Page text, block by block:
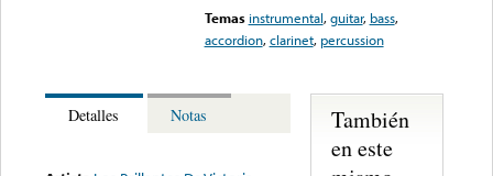
Temas instrumental,guitar, bass,
accordion,clarinet, percussion
Detalles Notas
También
en este